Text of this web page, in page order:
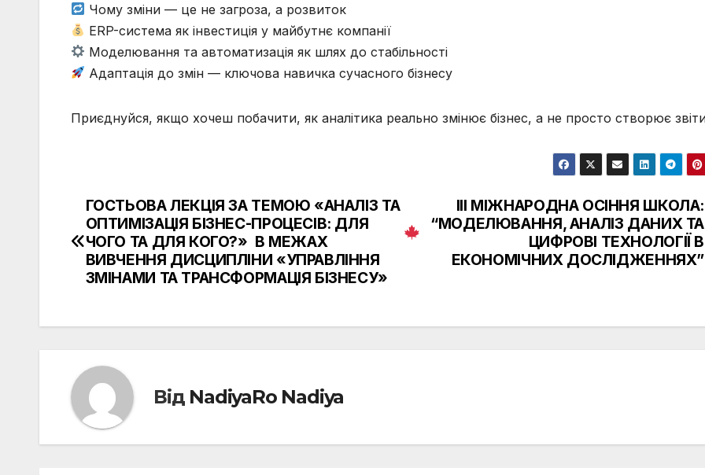
Чому зміни — це не загроза, а розвиток
ERP-система як інвестиція у майбутнє компанії
Моделювання та автоматизація як шлях до стабільності
Адаптація до змін — ключова навичка сучасного бізнесу
Приєднуйся, якщо хочеш побачити, як аналітика реально змінює бізнес, а не просто створює
Навігація
записів
ІIІ МІЖНАРОДНА ОСІННЯ ШКОЛА:
“МОДЕЛЮВАННЯ, АНАЛІЗ ДАНИХ ТА
ЦИФРОВІ ТЕХНОЛОГІЇ В
ЕКОНОМІЧНИХ ДОСЛІДЖЕННЯХ”
ГОСТЬОВА ЛЕКЦІЯ ЗА ТЕМОЮ «АНАЛІЗ ТА
ОПТИМІЗАЦІЯ БІЗНЕС-ПРОЦЕСІВ: ДЛЯ
ЧОГО ТА ДЛЯ КОГО?» В МЕЖАХ
ВИВЧЕННЯ ДИСЦИПЛІНИ «УПРАВЛІННЯ
ЗМІНАМИ ТА ТРАНСФОРМАЦІЯ БІЗНЕСУ»
Від NadiyaRo Nadiya